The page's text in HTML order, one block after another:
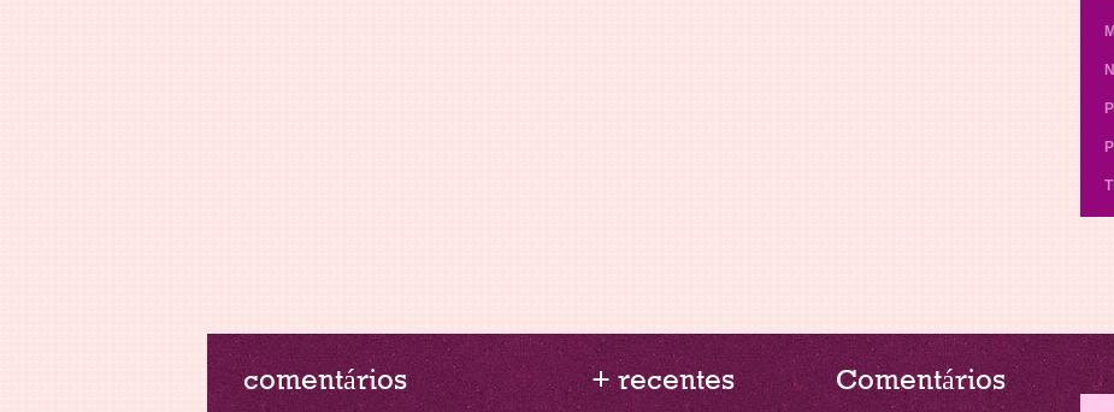
comentários + recentes Comentários